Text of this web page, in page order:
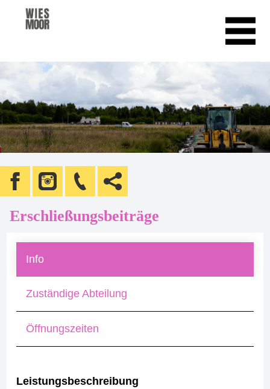
Erschließungsbeiträge
Info
Zuständige Abteilung
Öffnungszeiten
Leistungsbeschreibung